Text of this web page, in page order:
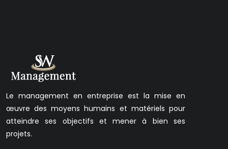
Le management en entreprise est la mise en
œuvre des moyens humains et matériels pour
atteindre ses objectifs et mener à bien ses
projets.